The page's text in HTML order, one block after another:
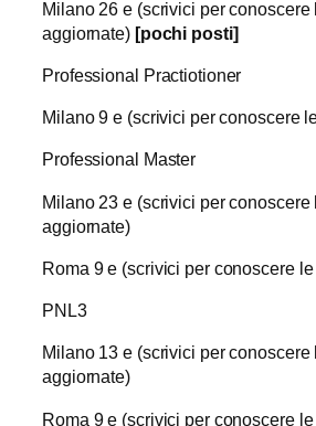
Milano 26 e (scrivici per conoscere
aggiornate) [pochi posti]
Professional Practiotioner
Milano 9 e (scrivici per conoscere
Professional Master
Milano 23 e (scrivici per conoscere
aggiornate)
Roma 9 e (scrivici per conoscere
PNL3
Milano 13 e (scrivici per conoscere
aggiornate)
Roma 9 e (scrivici per conoscere